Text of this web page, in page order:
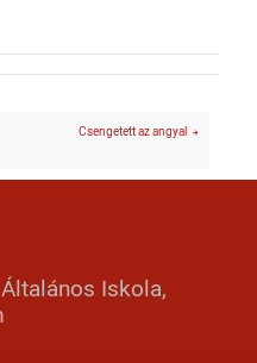
Csengetett az angyal
Iskola,